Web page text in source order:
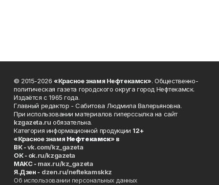
© 2015-2026 «Красное знамя Нефтекамск». Общественно-
политическая газета городского округа город Нефтекамск.
Издаётся с 1965 года.
Главный редактор - Сабитова Людмила Валерьяновна.
При использовании материалов гиперссылка на сайт
kzgazeta.ru обязательна.
Категория информационной продукции 12+
«Красное знамя Нефтекамск» в
ВК -vk.com/kz_gazeta
ОК - ok.ru/kzgazeta
MAKC - max.ru/kz_gazeta
Я.Дзен - dzen.ru/neftekamskkz
Об использовании персональных данных